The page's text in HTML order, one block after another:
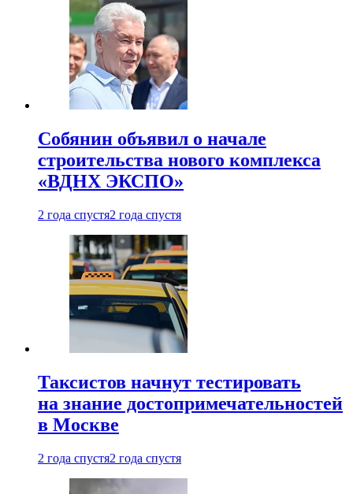
Собянин объявил о начале
строительства нового комплекса
«ВДНХ ЭКСПО»
2 года спустя2 года спустя
Таксистов начнут тестировать
на знание достопримечательностей
в Москве
2 года спустя2 года спустя